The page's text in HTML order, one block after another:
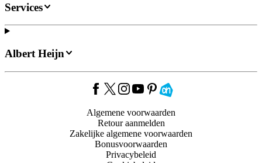
Services
Albert Heijn
Algemene voorwaarden
Retour aanmelden
Zakelijke algemene voorwaarden
Bonusvoorwaarden
Privacybeleid